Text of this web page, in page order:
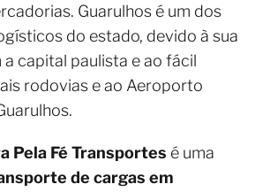
Guarulhos é um dos
do estado, devido à sua
capital paulista e ao fácil
rodovias e ao Aeroporto
Pela Fé Transportes é uma
de cargas em